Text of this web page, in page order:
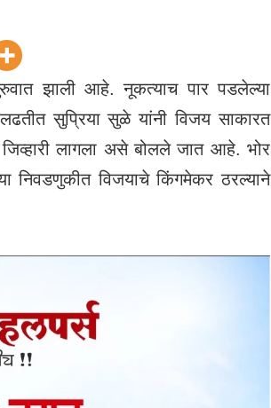
झाली आहे. नूकत्याच पार पडलेल्या
सुप्रिया सुळे यांनी विजय साकारत
जिव्हारी लागला असे बोलले जात आहे. भोर
निवडणुकीत विजयाचे किंगमेकर ठरल्याने